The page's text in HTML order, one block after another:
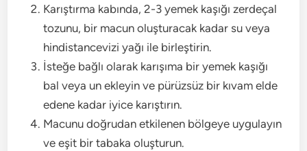
Karıştırma kabında, 2-3 yemek kaşığı zerdeçal
tozunu, bir macun oluşturacak kadar su veya
hindistancevizi yağı ile birleştirin.
İsteğe bağlı olarak karışıma bir yemek kaşığı
bal veya un ekleyin ve pürüzsüz bir kıvam elde
edene kadar iyice karıştırın.
Macunu doğrudan etkilenen bölgeye uygulayın
ve eşit bir tabaka oluşturun.